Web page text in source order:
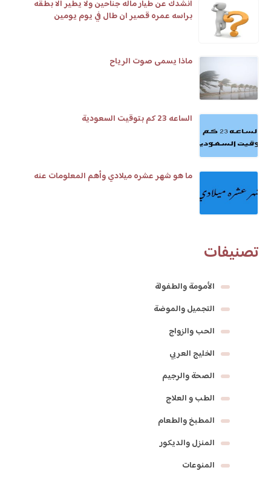
انشدك عن طيار ماله جناحين ولا يطير الا بطقه
براسه عمره قصير ان طال في يوم يومين
ماذا يسمى صوت الرياح
الساعه 23 كم بتوقيت السعودية
ما هو شهر عشره ميلادي وأهم المعلومات عنه
تصنيفات
الأمومة والطفولة
التجميل والموضة
الحب والزواج
الخليج العربي
الصحة والرجيم
الطب و العلاج
المطبخ والطعام
المنزل والديكور
المنوعات